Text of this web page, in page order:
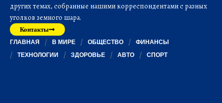
других темах, собранные нашими корреспондентами с разных
уголков земного шара.
Контакты
ГЛАВНАЯ В МИРЕ ОБЩЕСТВО
ФИНАНСЫ
ТЕХНОЛОГИИ
ЗДОРОВЬЕ АВТО СПОРТ